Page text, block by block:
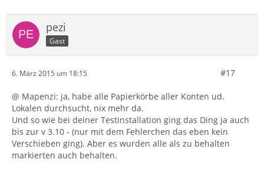
pezi
Gast
6. März 2015 um 18:15 #17
@ Mapenzi: ja, habe alle Papierkörbe aller Konten ud.
Lokalen durchsucht, nix mehr da.
Und so wie bei deiner Testinstallation ging das Ding ja auch
bis zur v 3.10 - (nur mit dem Fehlerchen das eben kein
Verschieben ging). Aber es wurden alle als zu behalten
markierten auch behalten.